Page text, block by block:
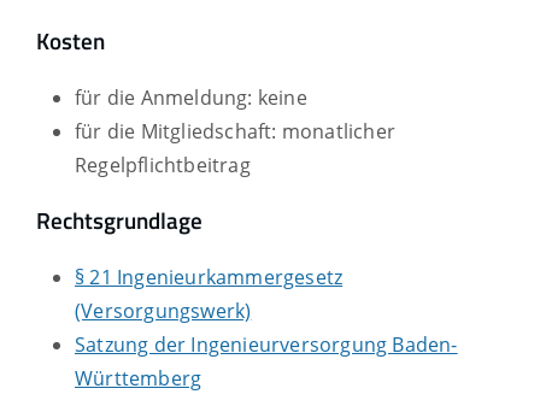
Kosten
für die Anmeldung: keine
für die Mitgliedschaft: monatlicher
Regelpflichtbeitrag
Rechtsgrundlage
§ 21 Ingenieurkammergesetz
(Versorgungswerk)
Satzung der Ingenieurversorgung Baden-
Württemberg